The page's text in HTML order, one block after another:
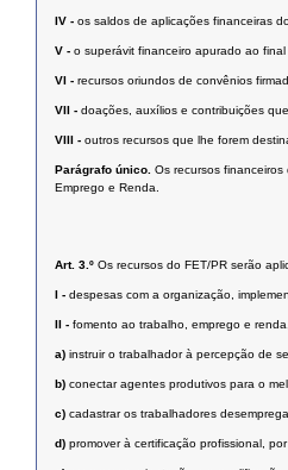
IV - os saldos de aplicações financeiras
V - o superávit financeiro apurado ao
VI - recursos oriundos de convênios
VII - doações, auxílios e contribuições
VIII - outros recursos que lhe forem
Parágrafo único. Os recursos
Emprego e Renda.
Art. 3.º Os recursos do FET/PR serão
I - despesas com a organização,
II - fomento ao trabalho, emprego e
a) instruir o trabalhador à percepção de
b) conectar agentes produtivos para o
c) cadastrar os trabalhadores
d) promover à certificação profissional,